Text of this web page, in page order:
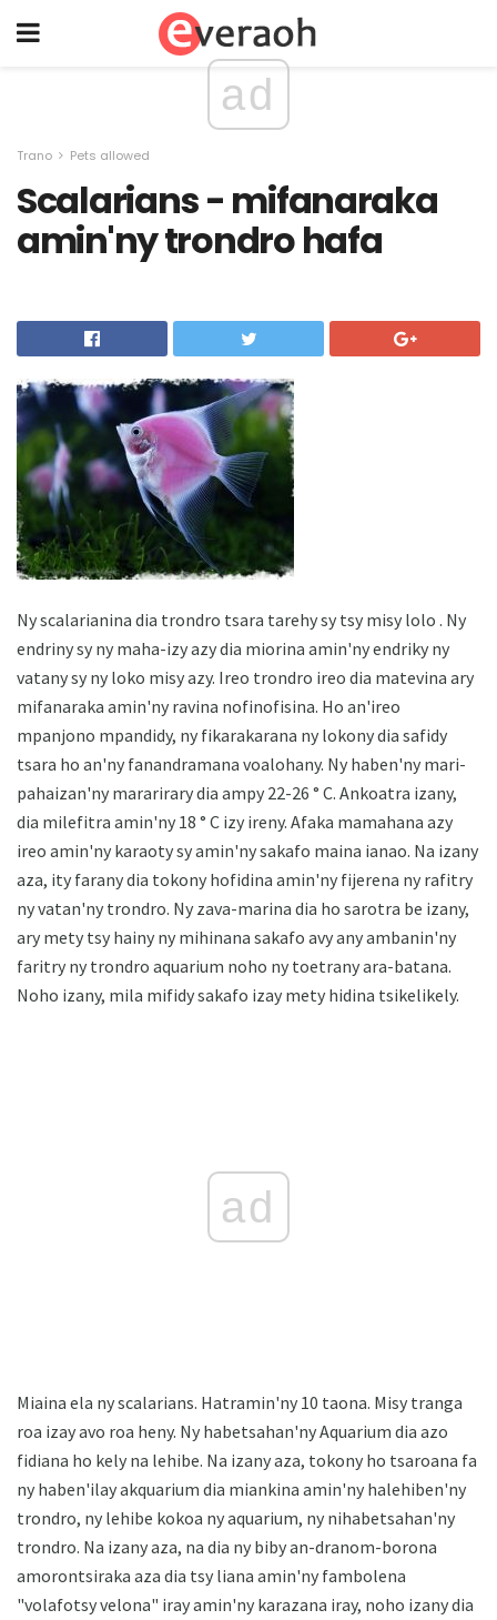
ad
Trano Pets allowed
Scalarians - mifanaraka
amin'ny trondro hafa
Ny scalarianina dia trondro tsara tarehy sy tsy misy lolo . Ny
endriny sy ny maha-izy azy dia miorina amin'ny endriky ny
vatany sy ny loko misy azy. Ireo trondro ireo dia matevina ary
mifanaraka amin'ny ravina nofinofisina. Ho an'ireo
mpanjono mpandidy, ny fikarakarana ny lokony dia safidy
tsara ho an'ny fanandramana voalohany. Ny haben'ny mari-
pahaizan'ny mararirary dia ampy 22-26 ° C. Ankoatra izany,
dia milefitra amin'ny 18 ° C izy ireny. Afaka mamahana azy
ireo amin'ny karaoty sy amin'ny sakafo maina ianao. Na izany
aza, ity farany dia tokony hofidina amin'ny fijerena ny rafitry
ny vatan'ny trondro. Ny zava-marina dia ho sarotra be izany,
ary mety tsy hainy ny mihinana sakafo avy any ambanin'ny
faritry ny trondro aquarium noho ny toetrany ara-batana.
Noho izany, mila mifidy sakafo izay mety hidina tsikelikely.
ad
Miaina ela ny scalarians. Hatramin'ny 10 taona. Misy tranga
roa izay avo roa heny. Ny habetsahan'ny Aquarium dia azo
fidiana ho kely na lehibe. Na izany aza, tokony ho tsaroana fa
ny haben'ilay akquarium dia miankina amin'ny halehiben'ny
trondro, ny lehibe kokoa ny aquarium, ny nihabetsahan'ny
trondro. Na izany aza, na dia ny biby an-dranom-borona
amorontsiraka aza dia tsy liana amin'ny fambolena
"volafotsy velona" iray amin'ny karazana iray, noho izany dia